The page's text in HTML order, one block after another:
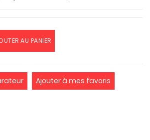
AU PANIER
Ajouter à mes favoris